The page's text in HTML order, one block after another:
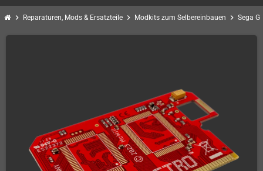
chevron_right Reparaturen, Mods & Ersatzteile chevron_right Modkits zum Selbereinbauen chevron_right Sega